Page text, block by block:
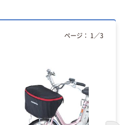
ページ： 1 ／3